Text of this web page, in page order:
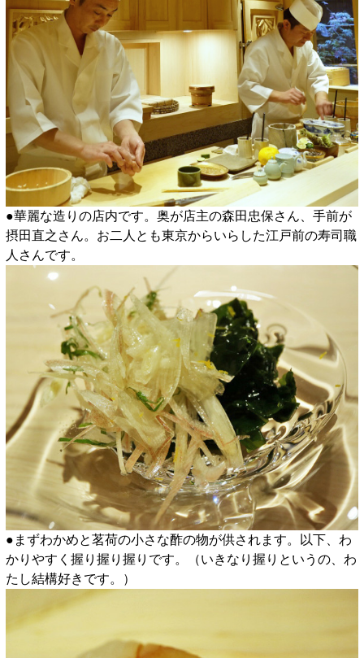
●華麗な造りの店内です。奥が店主の森田忠保さん、手前が
摂田直之さん。お二人とも東京からいらした江戸前の寿司職
人さんです。
●まずわかめと茗荷の小さな酢の物が供されます。以下、わ
かりやすく握り握り握りです。（いきなり握りというの、わ
たし結構好きです。）